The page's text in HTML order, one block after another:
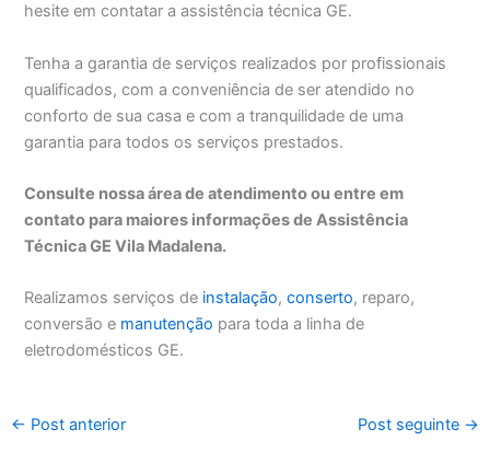
hesite em contatar a assistência técnica GE.
Tenha a garantia de serviços realizados por profissionais
qualificados, com a conveniência de ser atendido no
conforto de sua casa e com a tranquilidade de uma
garantia para todos os serviços prestados.
Consulte nossa área de atendimento ou entre em
contato para maiores informações de Assistência
Técnica GE Vila Madalena.
Realizamos serviços de instalação,conserto, reparo,
conversão e manutenção para toda a linha de
eletrodomésticos GE.
← Post anterior Post seguinte →